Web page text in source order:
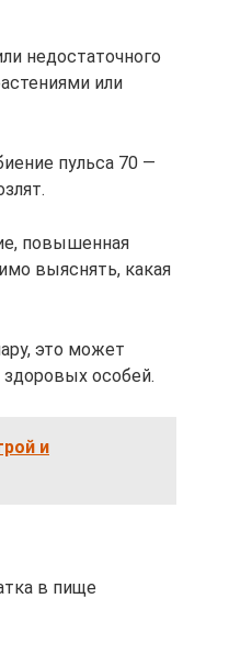
недостаточного
или
пульса 70 —
повышенная
выяснять, какая
это может
особей.
и
в пище